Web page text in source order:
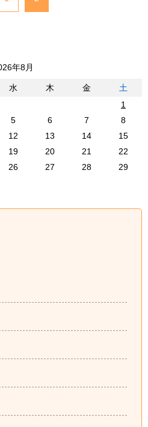
年8月
水 木 金
土
1
5 6 7
8
12 13 14
15
19 20 21
22
26 27 28
29